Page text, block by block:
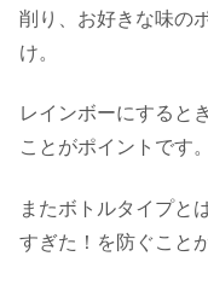
削り、お好きな味の
け。
レインボーにすると
ことがポイントです。
またボトルタイプと
すぎた！を防ぐこと